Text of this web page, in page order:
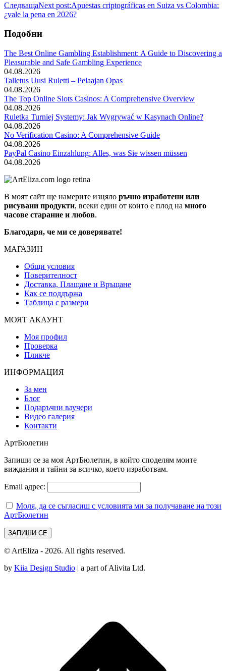
СледващаNext post:Apuestas criptográficas en Suiza vs Colombia:
¿vale la pena en 2026?
Подобни
The Best Online Gambling Establishment: A Guide to Discovering a
Pleasurable and Safe Gambling Experience
04.08.2026
Talletus Uusi Ruletti – Pelaajan Opas
04.08.2026
The Top Online Slots Casinos: A Comprehensive Overview
04.08.2026
Ruletka Turniej Systemy: Jak Wygrywać w Kasynach Online?
04.08.2026
No Verification Casino: A Comprehensive Guide
04.08.2026
PayPal Casino Einzahlung: Alles, was Sie wissen müssen
04.08.2026
В моят сайт ще намерите изцяло ръчно изработени или
рисувани продукти, всеки един от които е плод на много
часове старание и любов.
Благодаря, че ми се доверявате!
МАГАЗИН
Общи условия
Поверителност
Доставка, Плащане и Връщане
Как се поддържа
Таблица с размери
МОЯТ АКАУНТ
Моя профил
Проверка
Пликче
ИНФОРМАЦИЯ
За мен
Блог
Подаръчни ваучери
Видео галерия
Контакти
АртБюлетин
Запиши се за моя АртБюлетин, в който споделям моите
виждания и тайни за всичко, което изработвам.
Email адрес:
Моля, да се съгласиш с условията ми за получаване на този
АртБюлетин
© ArtEliza - 2026. All rights reserved.
by Kiia Design Studio | a part of Alivita Ltd.